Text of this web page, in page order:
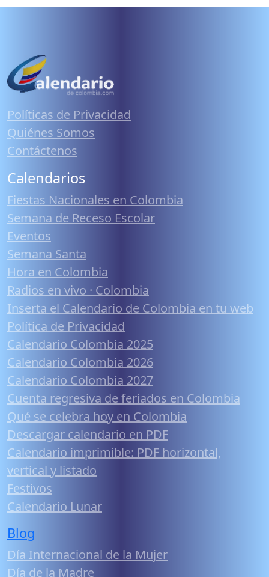
Políticas de Privacidad
Quiénes Somos
Contáctenos
Calendarios
Fiestas Nacionales en Colombia
Semana de Receso Escolar
Eventos
Semana Santa
Hora en Colombia
Radios en vivo · Colombia
Inserta el Calendario de Colombia en tu web
Política de Privacidad
Calendario Colombia 2025
Calendario Colombia 2026
Calendario Colombia 2027
Cuenta regresiva de feriados en Colombia
Qué se celebra hoy en Colombia
Descargar calendario en PDF
Calendario imprimible: PDF horizontal,
vertical y listado
Festivos
Calendario Lunar
Blog
Día Internacional de la Mujer
Día de la Madre